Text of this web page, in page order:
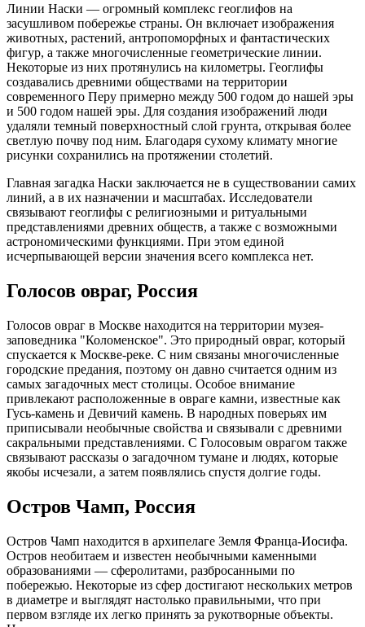
Линии Наски — огромный комплекс геоглифов на
засушливом побережье страны. Он включает изображения
животных, растений, антропоморфных и фантастических
фигур, а также многочисленные геометрические линии.
Некоторые из них протянулись на километры. Геоглифы
создавались древними обществами на территории
современного Перу примерно между 500 годом до нашей эры
и 500 годом нашей эры. Для создания изображений люди
удаляли темный поверхностный слой грунта, открывая более
светлую почву под ним. Благодаря сухому климату многие
рисунки сохранились на протяжении столетий.
Главная загадка Наски заключается не в существовании самих
линий, а в их назначении и масштабах. Исследователи
связывают геоглифы с религиозными и ритуальными
представлениями древних обществ, а также с возможными
астрономическими функциями. При этом единой
исчерпывающей версии значения всего комплекса нет.
Голосов овраг, Россия
Голосов овраг в Москве находится на территории музея-
заповедника "Коломенское". Это природный овраг, который
спускается к Москве-реке. С ним связаны многочисленные
городские предания, поэтому он давно считается одним из
самых загадочных мест столицы. Особое внимание
привлекают расположенные в овраге камни, известные как
Гусь-камень и Девичий камень. В народных поверьях им
приписывали необычные свойства и связывали с древними
сакральными представлениями. С Голосовым оврагом также
связывают рассказы о загадочном тумане и людях, которые
якобы исчезали, а затем появлялись спустя долгие годы.
Остров Чамп, Россия
Остров Чамп находится в архипелаге Земля Франца-Иосифа.
Остров необитаем и известен необычными каменными
образованиями — сферолитами, разбросанными по
побережью. Некоторые из сфер достигают нескольких метров
в диаметре и выглядят настолько правильными, что при
первом взгляде их легко принять за рукотворные объекты.